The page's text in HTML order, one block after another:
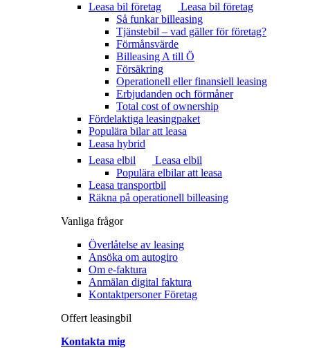
Leasa bil företag
Leasa bil företag
Så funkar billeasing
Tjänstebil – vad gäller för företag?
Förmånsvärde
Billeasing A till Ö
Försäkring
Operationell eller finansiell leasing
Erbjudanden och förmåner
Total cost of ownership
Fördelaktiga leasingpaket
Populära bilar att leasa
Leasa hybrid
Leasa elbil
Leasa elbil
Populära elbilar att leasa
Leasa transportbil
Räkna på operationell billeasing
Vanliga frågor
Överlåtelse av leasing
Ansöka om autogiro
Om e-faktura
Anmälan digital faktura
Kontaktpersoner Företag
Offert leasingbil
Kontakta mig